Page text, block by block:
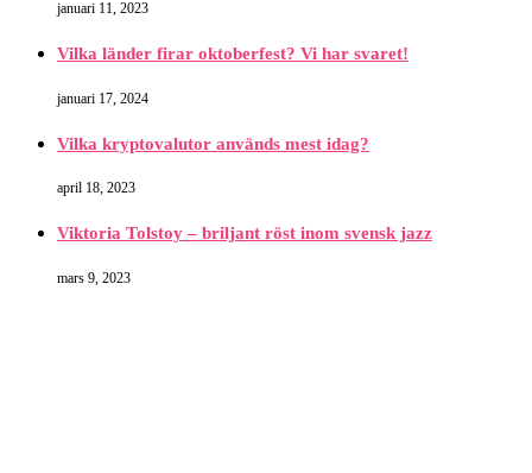
januari 11, 2023
Vilka länder firar oktoberfest? Vi har svaret!
januari 17, 2024
Vilka kryptovalutor används mest idag?
april 18, 2023
Viktoria Tolstoy – briljant röst inom svensk jazz
mars 9, 2023